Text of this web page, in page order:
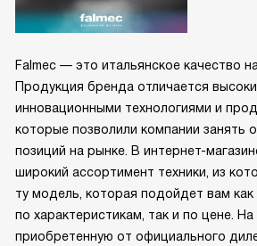
Falmec — это итальянское качество
Продукция бренда отличается
инновационными технологиями и
которые позволили компании занять
позиций на рынке. В интернет-
широкий ассортимент техники, из
ту модель, которая подойдет вам как
по характеристикам, так и по цене.
приобретенную от официального